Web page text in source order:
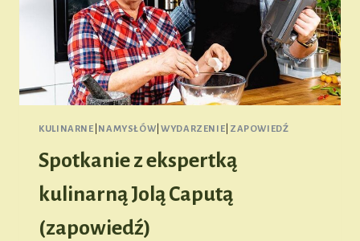
KULINARNE NAMYSŁÓW WYDARZENIE ZAPOWIEDŹ
Spotkanie z ekspertką
kulinarną Jolą Caputą
(zapowiedź)